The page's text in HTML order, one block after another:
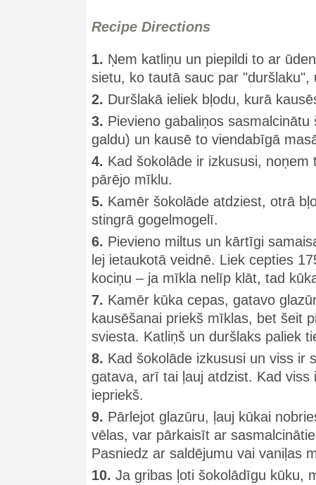
Recipe Directions
1. Ņem katliņu un piepildi to ar
sietu, ko tautā sauc par "duršlaku",
2. Duršlakā ieliek bļodu, kurā
3. Pievieno gabaliņos
galdu) un kausē to viendabīgā
4. Kad šokolāde ir izkususi,
pārējo mīklu.
5. Kamēr šokolāde atdziest, otrā
stingrā gogelmogelī.
6. Pievieno miltus un kārtīgi
lej ietaukotā veidnē. Liek cepties
kociņu – ja mīkla nelīp klāt, tad
7. Kamēr kūka cepas, gatavo
kausēšanai priekš mīklas, bet šeit
sviesta. Katliņš un duršlaks paliek
8. Kad šokolāde izkususi un viss ir
gatava, arī tai ļauj atdzist. Kad
iepriekš.
9. Pārlejot glazūru, ļauj kūkai
vēlas, var pārkaisīt ar
Pasniedz ar saldējumu vai vaniļas
10. Ja gribas ļoti šokolādīgu kūku,